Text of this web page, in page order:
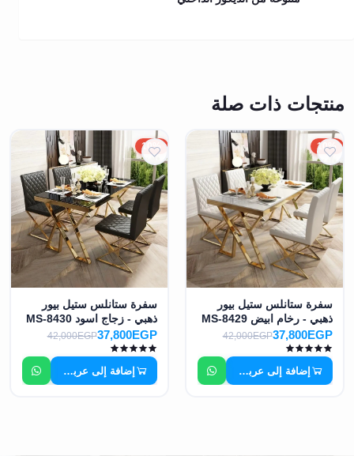
منتجات ذات صلة
10%
سفرة ستانلس ستيل بيور
ذهبي - رخام ابيض MS-8429
37,800EGP
42,000EGP
إضافة إلى عربة التسوق
10%
سفرة ستانلس ستيل بيور
ذهبي - زجاج اسود MS-8430
37,800EGP
42,000EGP
إضافة إلى عربة التسوق